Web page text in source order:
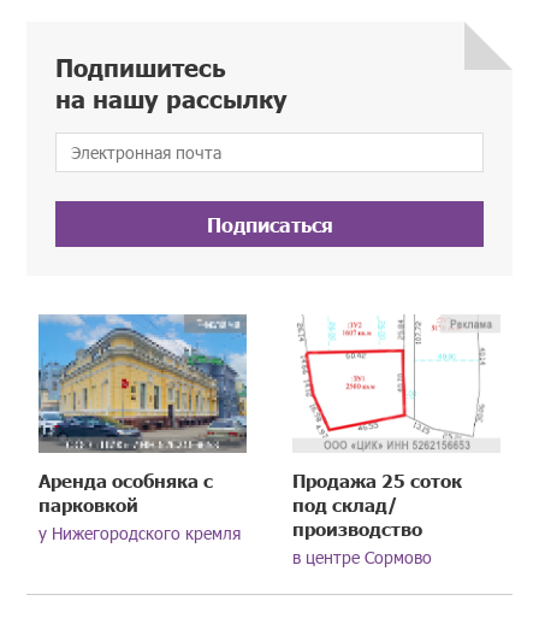
Подпишитесь
на нашу рассылку
Подписаться
Аренда особняка с
парковкой
у Нижегородского кремля
Продажа 25 соток
под склад/
производство
в центре Сормово